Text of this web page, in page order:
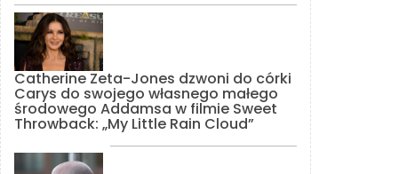
Catherine Zeta-Jones dzwoni do córki
Carys do swojego własnego małego
środowego Addamsa w filmie Sweet
Throwback: „My Little Rain Cloud”